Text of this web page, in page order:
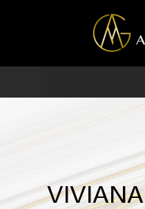
contenido
VIVIANA